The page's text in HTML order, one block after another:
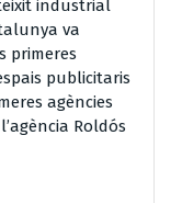
industrial
va
primeres
publicitaris
agències
Roldós